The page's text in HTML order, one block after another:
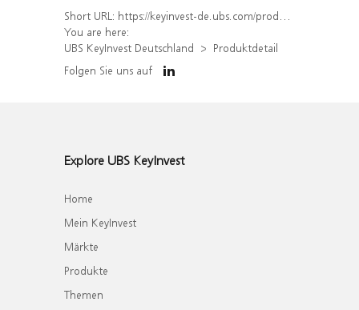
Short URL: https://keyinvest-de.ubs.com/produkt/detail/index/isin/DE000WA8PU08
You are here:
UBS KeyInvest Deutschland
Produktdetail
Folgen Sie uns auf
Explore UBS KeyInvest
Home
Mein KeyInvest
Märkte
Produkte
Themen